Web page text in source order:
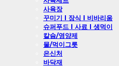
사육장
꾸미기 l 장식 l 비바리움
슈퍼푸드 l 사료 l 생먹이
칼슘/영양제
물/먹이그릇
은신처
바닥재